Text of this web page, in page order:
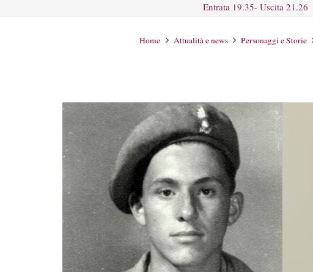
Entrata 19.35- Uscita 21.26
Home Attualità e news Personaggi e Storie